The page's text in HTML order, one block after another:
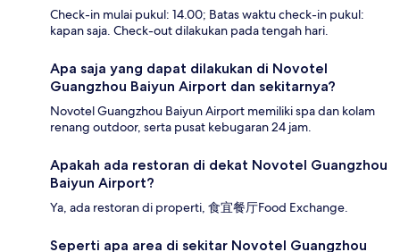
Check-in mulai pukul: 14.00; Batas waktu check-in pukul:
kapan saja. Check-out dilakukan pada tengah hari.
Apa saja yang dapat dilakukan di Novotel
Guangzhou Baiyun Airport dan sekitarnya?
Novotel Guangzhou Baiyun Airport memiliki spa dan kolam
renang outdoor, serta pusat kebugaran 24 jam.
Apakah ada restoran di dekat Novotel Guangzhou
Baiyun Airport?
Ya, ada restoran di properti, 食宜餐厅Food Exchange.
Seperti apa area di sekitar Novotel Guangzhou